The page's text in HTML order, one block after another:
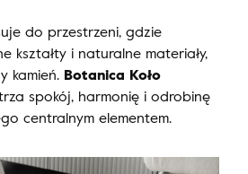
do przestrzeni, gdzie
kształty i naturalne materiały,
kamień. Botanica Koło
spokój, harmonię i odrobinę
centralnym elementem.